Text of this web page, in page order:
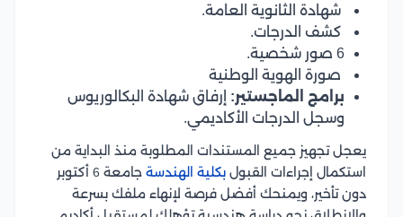
شهادة الثانوية العامة.
كشف الدرجات.
6 صور شخصية.
صورة الهوية الوطنية
برامج الماجستير: إرفاق شهادة البكالوريوس
وسجل الدرجات الأكاديمي.
يعجل تجهيز جميع المستندات المطلوبة منذ البداية من
استكمال إجراءات القبول بكلية الهندسة
جامعة 6 أكتوبر
دون تأخير، ويمنحك أفضل فرصة لإنهاء ملفك بسرعة